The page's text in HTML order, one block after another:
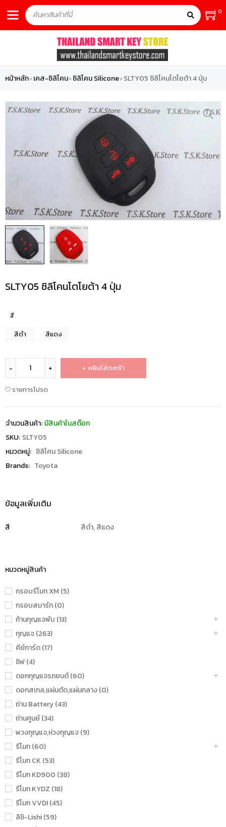
0
หน้าหลัก› เคส-ซิลิโคน› ซิลิโคน Silicone› SLTY05 ซิลิโคนโตโยต้า 4 ปุ่ม
หมวดหมู่สินค้า
กรอบรีโมท XM (5)
กรอบสมาร์ท (0)
ก้านกุญแจพับ (13)
กุญแจ (263)
คีย์การ์ด (17)
ชิฟ (4)
ดอกกุญแจรถยนต์ (60)
ดอกสเกล,แผ่นตัด,แผ่นกลาง (0)
ถ่าน Battery (43)
ถ่านศูนย์ (34)
พวงกุญแจ,ห่วงกุญแจ (9)
รีโมท (60)
รีโมท CK (53)
รีโมท KD900 (38)
รีโมท KYDZ (18)
รีโมท VVDI (45)
ลิชิ-Lishi (59)
SLTY05 ซิลิโคนโตโยต้า 4 ปุ่ม
สี
สีดำ สีแดง
หยิบใส่ตะกร้า
รายการโปรด
จำนวนสินค้า: มีสินค้าในสต๊อก
SKU: SLTY05
หมวดหมู่: ซิลิโคน Silicone
Brands: Toyota
ข้อมูลเพิ่มเติม
สี สีดำ, สีแดง